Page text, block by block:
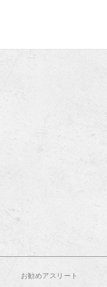
お勧めアスリート